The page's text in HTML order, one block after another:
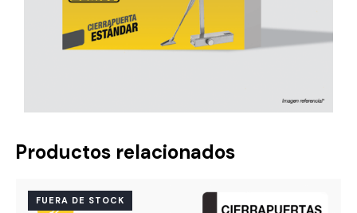
Productos relacionados
FUERA DE STOCK